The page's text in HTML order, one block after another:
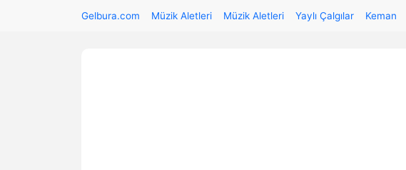
Gelbura.com Müzik Aletleri Müzik Aletleri Yaylı Çalgılar Keman